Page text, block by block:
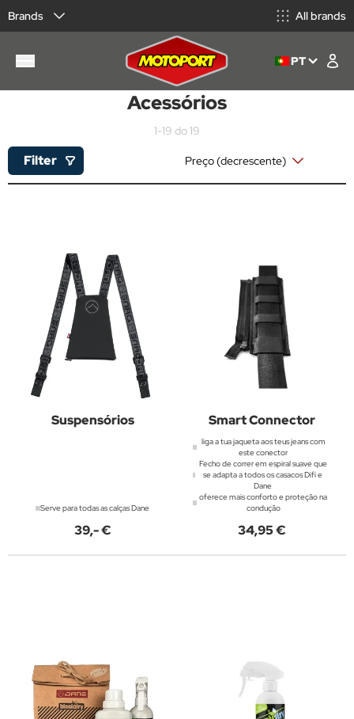
Brands All brands
PT
Acessórios
1-19 do 19
Filter
Suspensórios
Serve para todas as calças Dane
39,- €
Smart Connector
liga a tua jaqueta aos teus jeans com
este conector
Fecho de correr em espiral suave que
se adapta a todos os casacos Difi e
Dane
oferece mais conforto e proteção na
condução
34,95 €